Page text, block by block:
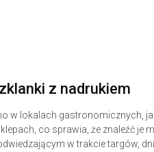
z nadrukiem
w lokalach gastronomicznych,
co sprawia, że znaleźć je
w trakcie targów,